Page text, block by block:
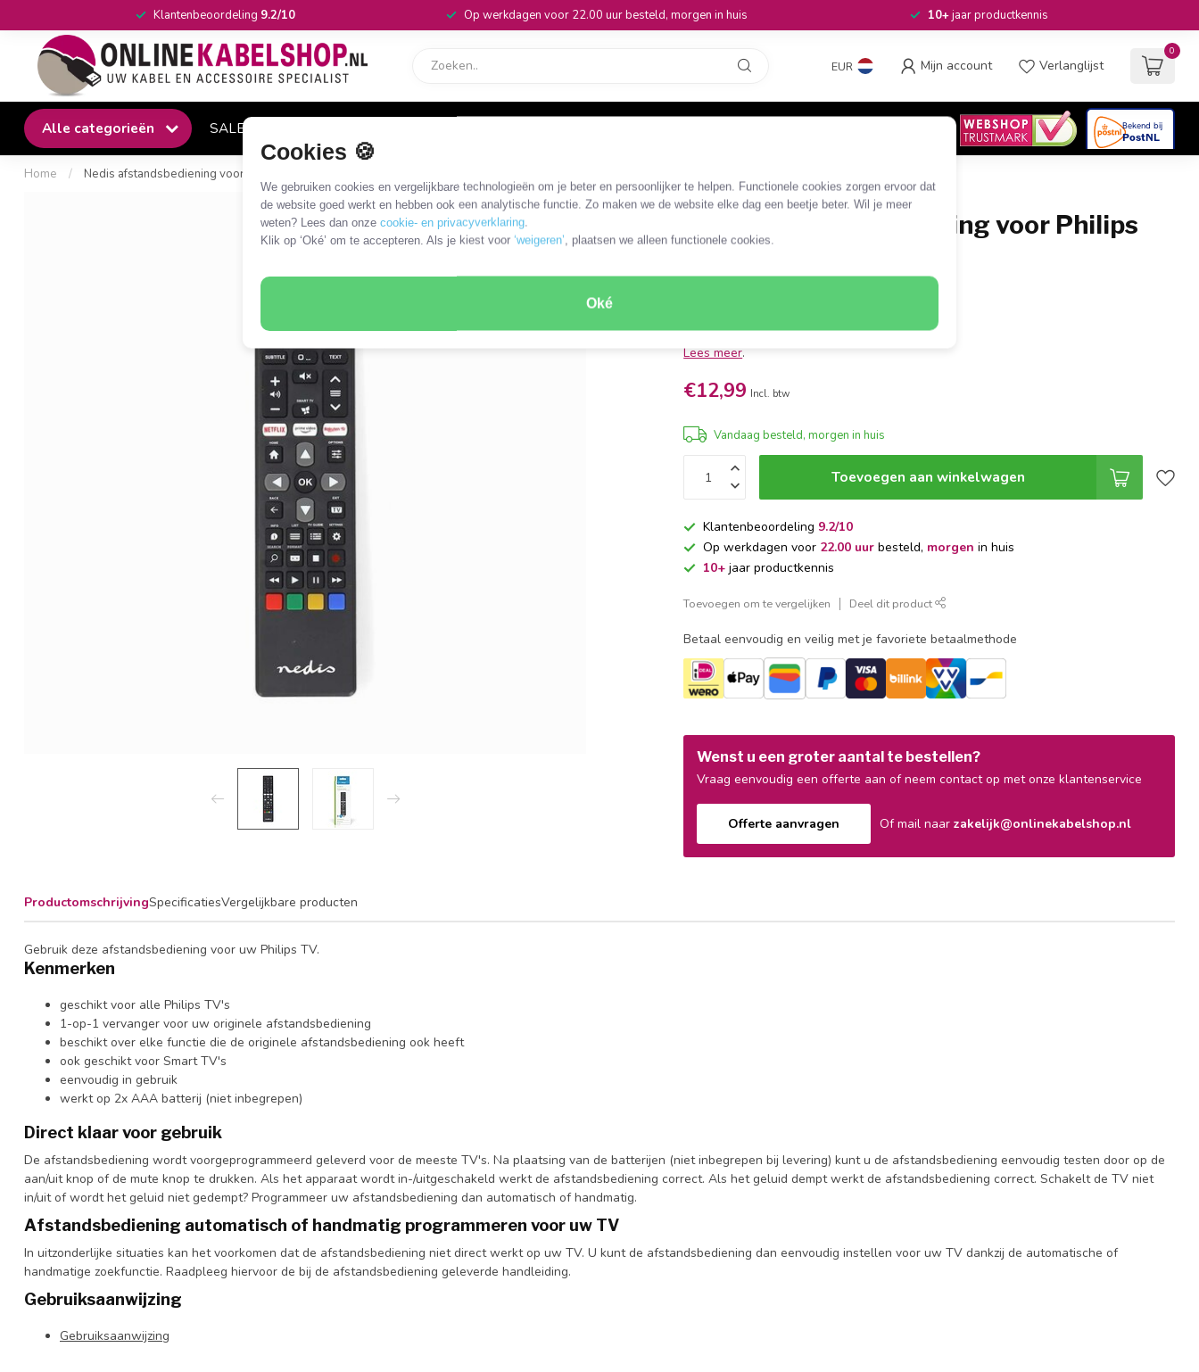
Cookies 🍪
We gebruiken cookies en vergelijkbare technologieën om je beter en persoonlijker te helpen. Functionele cookies zorgen ervoor dat
de website goed werkt en hebben ook een analytische functie. Zo maken we de website elke dag een beetje beter. Wil je meer
weten? Lees dan onze cookie- en privacyverklaring.
Klik op ‘Oké’ om te accepteren. Als je kiest voor ‘weigeren’, plaatsen we alleen functionele cookies.
Oké
Klantenbeoordeling 9.2/10 Op werkdagen voor 22.00 uur besteld, morgen in huis 10+jaar productkennis
EUR Mijn account Verlanglijst
0
Alle categorieën SALE
Home / Nedis afstandsbediening voor Philips TV's
TVRC45PHBK
Nedis afstandsbediening voor Philips
TV's
• werkt op 2x AAA batterijen (niet inbegrepen)
Lees meer.
€12,99 Incl. btw
Vandaag besteld, morgen in huis
Toevoegen aan winkelwagen
Klantenbeoordeling 9.2/10
Op werkdagen voor 22.00 uur besteld, morgen in huis
10+ jaar productkennis
Toevoegen om te vergelijken Deel dit product
Betaal eenvoudig en veilig met je favoriete betaalmethode
Wenst u een groter aantal te bestellen?
Vraag eenvoudig een offerte aan of neem contact op met onze klantenservice
Offerte aanvragen Of mail naarzakelijk@onlinekabelshop.nl
ProductomschrijvingSpecificatiesVergelijkbare producten
Gebruik deze afstandsbediening voor uw Philips TV.
Kenmerken
geschikt voor alle Philips TV's
1-op-1 vervanger voor uw originele afstandsbediening
beschikt over elke functie die de originele afstandsbediening ook heeft
ook geschikt voor Smart TV's
eenvoudig in gebruik
werkt op 2x AAA batterij (niet inbegrepen)
Direct klaar voor gebruik
De afstandsbediening wordt voorgeprogrammeerd geleverd voor de meeste TV's. Na plaatsing van de batterijen (niet inbegrepen bij levering) kunt u de afstandsbediening eenvoudig testen door op de
aan/uit knop of de mute knop te drukken. Als het apparaat wordt in-/uitgeschakeld werkt de afstandsbediening correct. Als het geluid dempt werkt de afstandsbediening correct. Schakelt de TV niet
in/uit of wordt het geluid niet gedempt? Programmeer uw afstandsbediening dan automatisch of handmatig.
Afstandsbediening automatisch of handmatig programmeren voor uw TV
In uitzonderlijke situaties kan het voorkomen dat de afstandsbediening niet direct werkt op uw TV. U kunt de afstandsbediening dan eenvoudig instellen voor uw TV dankzij de automatische of
handmatige zoekfunctie. Raadpleeg hiervoor de bij de afstandsbediening geleverde handleiding.
Gebruiksaanwijzing
Gebruiksaanwijzing